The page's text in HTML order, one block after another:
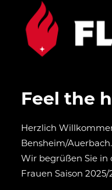
Feel the
Herzlich
Bensheim/Auerbach.
Wir begrüßen Sie in
Frauen Saison 2025/